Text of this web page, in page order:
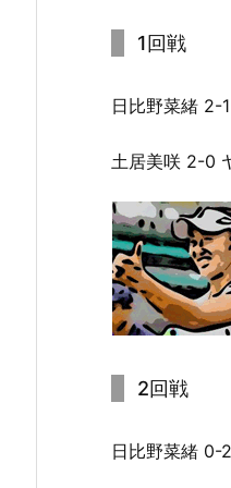
1回戦
日比野菜緒 2-
土居美咲 2-0
2回戦
日比野菜緒 0-